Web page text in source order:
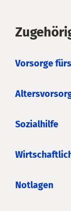
Vorsorge
Sozialhilfe
Notlagen